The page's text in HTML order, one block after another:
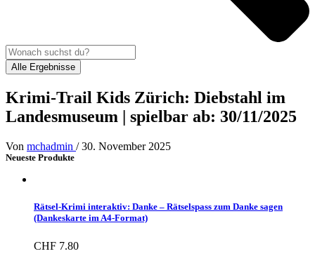
Alle Ergebnisse
Krimi-Trail Kids Zürich: Diebstahl im
Landesmuseum | spielbar ab: 30/11/2025
Von mchadmin /30. November 2025
Neueste Produkte
Rätsel-Krimi interaktiv: Danke – Rätselspass zum Danke sagen
(Dankeskarte im A4-Format)
CHF 7.80